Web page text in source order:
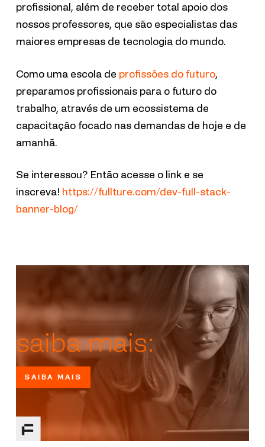
profissional, além de receber total apoio dos
nossos professores, que são especialistas das
maiores empresas de tecnologia do mundo.
Como uma escola de profissões do futuro,
preparamos profissionais para o futuro do
trabalho, através de um ecossistema de
capacitação focado nas demandas de hoje e de
amanhã.
Se interessou? Então acesse o link e se
inscreva! https://fullture.com/dev-full-stack-
banner-blog/
saiba mais:
SAIBA MAIS